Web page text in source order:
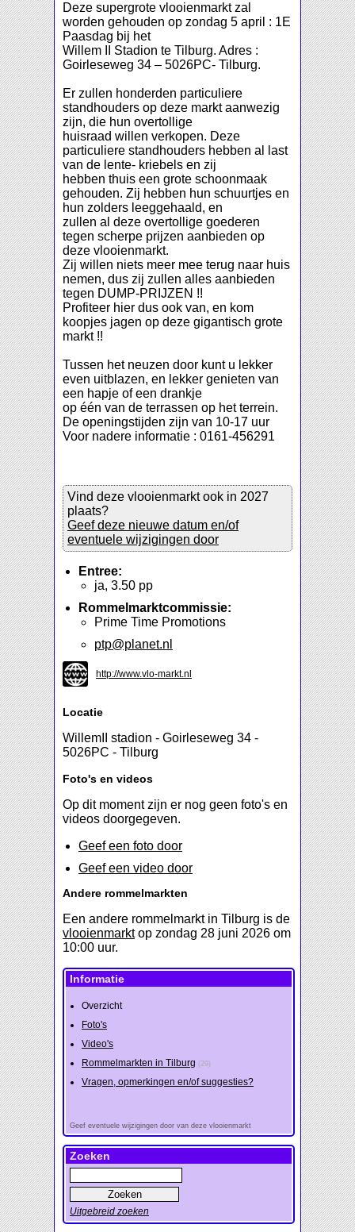
Deze supergrote vlooienmarkt zal
worden gehouden op zondag 5 april : 1E
Paasdag bij het
Willem II Stadion te Tilburg. Adres :
Goirleseweg 34 – 5026PC- Tilburg.
Er zullen honderden particuliere
standhouders op deze markt aanwezig
zijn, die hun overtollige
huisraad willen verkopen. Deze
particuliere standhouders hebben al last
van de lente- kriebels en zij
hebben thuis een grote schoonmaak
gehouden. Zij hebben hun schuurtjes en
hun zolders leeggehaald, en
zullen al deze overtollige goederen
tegen scherpe prijzen aanbieden op
deze vlooienmarkt.
Zij willen niets meer mee terug naar huis
nemen, dus zij zullen alles aanbieden
tegen DUMP-PRIJZEN !!
Profiteer hier dus ook van, en kom
koopjes jagen op deze gigantisch grote
markt !!
Tussen het neuzen door kunt u lekker
even uitblazen, en lekker genieten van
een hapje of een drankje
op één van de terrassen op het terrein.
De openingstijden zijn van 10-17 uur
Voor nadere informatie : 0161-456291
Vind deze vlooienmarkt ook in 2027
plaats?
Geef deze nieuwe datum en/of
eventuele wijzigingen door
Entree:
ja, 3.50 pp
Rommelmarktcommissie:
Prime Time Promotions
ptp@planet.nl
http://www.vlo-markt.nl
Locatie
WillemII stadion - Goirleseweg 34 -
5026PC - Tilburg
Foto's en videos
Op dit moment zijn er nog geen foto's en
videos doorgegeven.
Geef een foto door
Geef een video door
Andere rommelmarkten
Een andere rommelmarkt in Tilburg is de
vlooienmarktop zondag 28 juni 2026 om
10:00 uur.
Informatie
Overzicht
Foto's
Video's
Rommelmarkten in Tilburg (29)
Vragen, opmerkingen en/of suggesties?
Geef eventuele wijzigingen door van deze vlooienmarkt
Zoeken
Uitgebreid zoeken